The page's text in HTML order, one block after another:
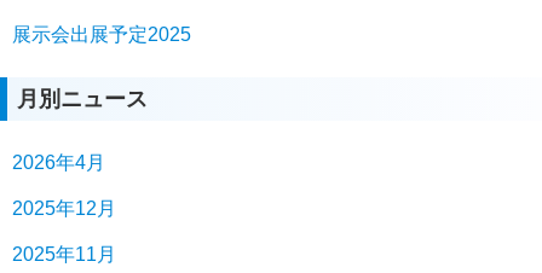
展示会出展予定2025
月別ニュース
2026年4月
2025年12月
2025年11月